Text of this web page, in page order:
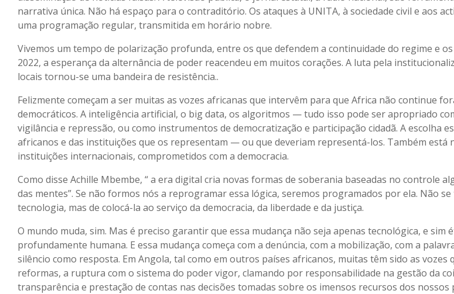
narrativa única. Não há espaço para o contraditório. Os ataques à UNITA, à sociedade civil e aos
uma programação regular, transmitida em horário nobre.
Vivemos um tempo de polarização profunda, entre os que defendem a continuidade do regime e
2022, a esperança da alternância de poder reacendeu em muitos corações. A luta pela
locais tornou-se uma bandeira de resistência..
Felizmente começam a ser muitas as vozes africanas que intervêm para que Africa não continue
democráticos. A inteligência artificial, o big data, os algoritmos — tudo isso pode ser apropriado
vigilância e repressão, ou como instrumentos de democratização e participação cidadã. A escolha
africanos e das instituições que os representam — ou que deveriam representá-los. Também está
instituições internacionais, comprometidos com a democracia.
Como disse Achille Mbembe, “ a era digital cria novas formas de soberania baseadas no controle
das mentes”. Se não formos nós a reprogramar essa lógica, seremos programados por ela. Não
tecnologia, mas de colocá-la ao serviço da democracia, da liberdade e da justiça.
O mundo muda, sim. Mas é preciso garantir que essa mudança não seja apenas tecnológica, e sim
profundamente humana. E essa mudança começa com a denúncia, com a mobilização, com a
silêncio como resposta. Em Angola, tal como em outros países africanos, muitas têm sido as vozes
reformas, a ruptura com o sistema do poder vigor, clamando por responsabilidade na gestão da
transparência e prestação de contas nas decisões tomadas sobre os imensos recursos dos nossos